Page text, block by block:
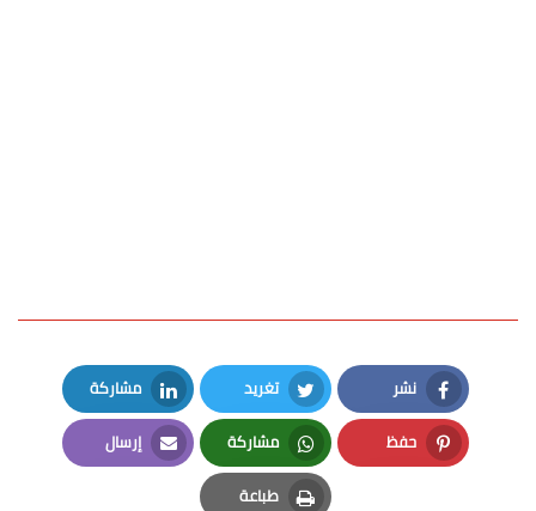
نشر
Facebook
تغريد
Twitter
مشاركة
LinkedIn
حفظ
Pinterest
مشاركة
Whatsapp
إرسال
Email
طباعة